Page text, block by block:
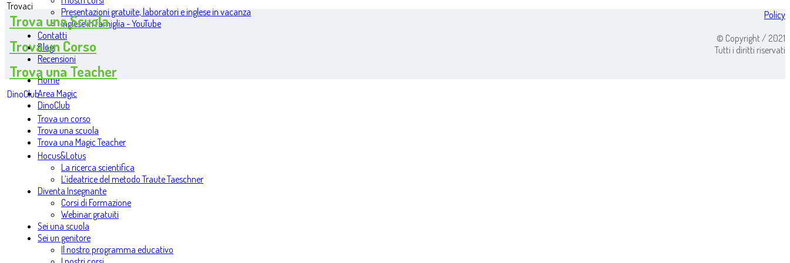
Presentazioni gratuite, laboratori e inglese in vacanza
Inglese in famiglia - YouTube
Contatti
Blog
Recensioni
Home
Area Magic
DinoClub
Trova un corso
Trova una scuola
Trova una Magic Teacher
Hocus&Lotus
La ricerca scientifica
L’ideatrice del metodo Traute Taeschner
Diventa Insegnante
Corsi di Formazione
Webinar gratuiti
Sei una scuola
Sei un genitore
Il nostro programma educativo
Trovaci
Trova una Scuola
Trova un Corso
Trova una Teacher
DinoClub
Policy
© Copyright / 2021
Tutti i diritti riservati